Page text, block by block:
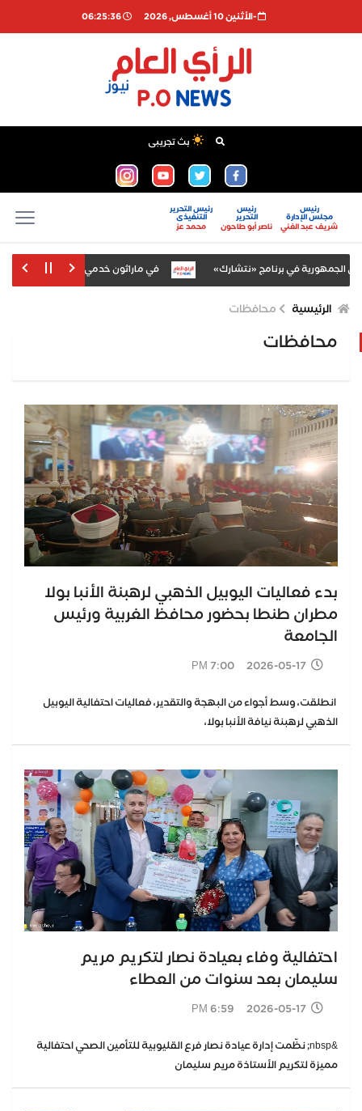
-اﻷثنين 10 أغسطس, 2026 06:25:37
بث تجريبى
رئيس
مجلس الإدارة
شريف عبد الغني
رئيس
التحرير
ناصر أبو طاحون
رئيس التحرير
التنفيذى
محمد عز
برنامج «نتشارك» في ماراثون خدمي امتد 12 ساعة.. طارق المحمدي يبحث مطالب القرى ويستقبل تكريم أهالي "سبطاس"
الرئيسية محافظات
محافظات
بدء فعاليات اليوبيل الذهبي لرهبنة الأنبا بولا
مطران طنطا بحضور محافظ الغربية ورئيس
الجامعة
2026-05-17 7:00 PM
​ ​انطلقت، وسط أجواء من البهجة والتقدير، فعاليات احتفالية اليوبيل
الذهبي لرهبنة نيافة الأنبا بولا،
احتفالية وفاء بعيادة نصار لتكريم مريم
سليمان بعد سنوات من العطاء
2026-05-17 6:59 PM
&nbsp; نظّمت إدارة عيادة نصار فرع القليوبية للتأمين الصحي احتفالية
مميزة لتكريم الأستاذة مريم سليمان